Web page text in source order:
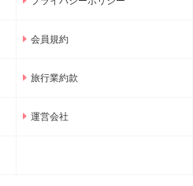
会員規約
旅行業約款
運営会社